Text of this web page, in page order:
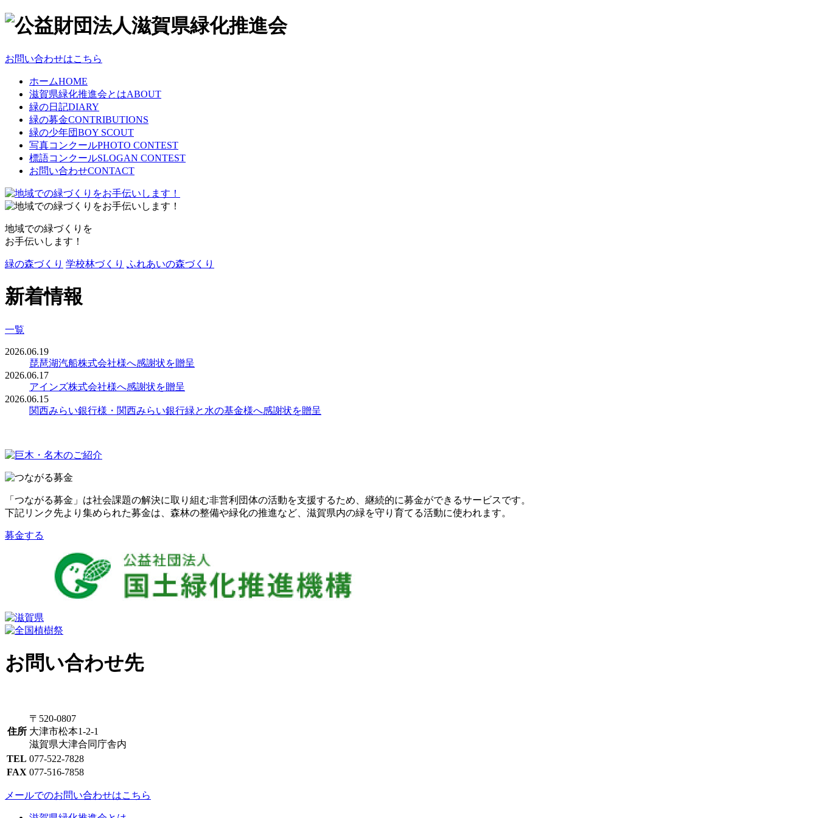
お問い合わせはこちら
ホームHOME
滋賀県緑化推進会とはABOUT
緑の日記DIARY
緑の募金CONTRIBUTIONS
緑の少年団BOY SCOUT
写真コンクールPHOTO CONTEST
標語コンクールSLOGAN CONTEST
お問い合わせCONTACT
地域での緑づくりを
お手伝いします！
緑の森づくり 学校林づくり ふれあいの森づくり
新着情報
一覧
2026.06.19
琵琶湖汽船株式会社様へ感謝状を贈呈
2026.06.17
アインズ株式会社様へ感謝状を贈呈
2026.06.15
関西みらい銀行様・関西みらい銀行緑と水の基金様へ感謝状を贈呈
「つながる募金」は社会課題の解決に取り組む非営利団体の活動を支援するため、継続的に募金ができるサービスです。
下記リンク先より集められた募金は、森林の整備や緑化の推進など、滋賀県内の緑を守り育てる活動に使われます。
募金する
お問い合わせ先
住所
〒520-0807
大津市松本1-2-1
滋賀県大津合同庁舎内
TEL 077-522-7828
FAX 077-516-7858
メールでのお問い合わせはこちら